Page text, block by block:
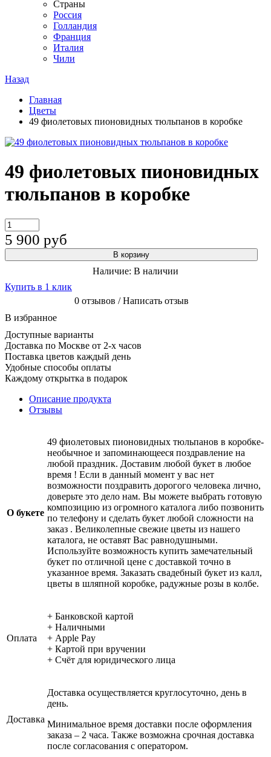
Страны
Россия
Голландия
Франция
Италия
Чили
Назад
Главная
Цветы
49 фиолетовых пионовидных тюльпанов в коробке
49 фиолетовых пионовидных
тюльпанов в коробке
5 900 руб
В корзину
Наличие: В наличии
Купить в 1 клик
0 отзывов / Написать отзыв
В избранное
Доступные варианты
Доставка по Москве от 2-х часов
Поставка цветов каждый день
Удобные способы оплаты
Каждому открытка в подарок
Описание продукта
Отзывы
О букете
49 фиолетовых пионовидных тюльпанов в коробке-
необычное и запоминающееся поздравление на
любой праздник. Доставим любой букет в любое
время ! Если в данный момент у вас нет
возможности поздравить дорогого человека лично,
доверьте это дело нам. Вы можете выбрать готовую
композицию из огромного каталога либо позвонить
по телефону и сделать букет любой сложности на
заказ . Великолепные свежие цветы из нашего
каталога, не оставят Вас равнодушными.
Используйте возможность купить замечательный
букет по отличной цене с доставкой точно в
указанное время. Заказать свадебный букет из калл,
цветы в шляпной коробке, радужные розы в колбе.
Оплата
+ Банковской картой
+ Наличными
+ Apple Pay
+ Картой при вручении
+ Счёт для юридического лица
Доставка
Доставка осуществляется круглосуточно, день в
день.
Минимальное время доставки после оформления
заказа – 2 часа. Также возможна срочная доставка
после согласования с оператором.